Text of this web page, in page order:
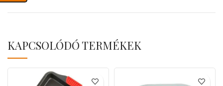
KAPCSOLÓDÓ TERMÉKEK